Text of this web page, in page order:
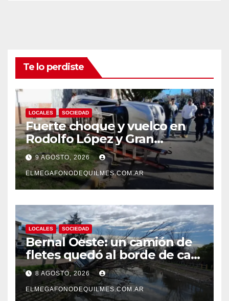
Te lo perdiste
LOCALES SOCIEDAD
Fuerte choque y vuelco en
Rodolfo López y Gran
Canaria, Quilmes Oeste
9 AGOSTO, 2026
ELMEGAFONODEQUILMES.COM.AR
LOCALES SOCIEDAD
Bernal Oeste: un camión de
fletes quedó al borde de caer
al arroyo Las Piedras
8 AGOSTO, 2026
ELMEGAFONODEQUILMES.COM.AR